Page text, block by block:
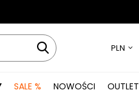
PLN
SALE % NOWOŚCI OUTLET